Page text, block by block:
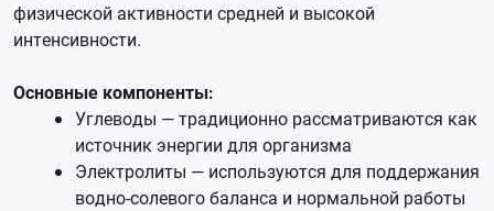
физической активности средней и высокой
интенсивности.
Основные компоненты:
Углеводы — традиционно рассматриваются как
источник энергии для организма
Электролиты — используются для поддержания
водно-солевого баланса и нормальной работы